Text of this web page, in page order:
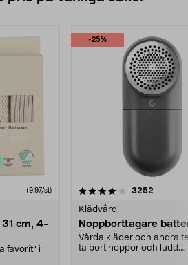
(9,97/st)
cm, 4-
favorit” i
-25%
3252
Klädvård
Noppborttagare
Vårda kläder och andra
ta bort noppor och ludd.
4.5av 5 stjärnor